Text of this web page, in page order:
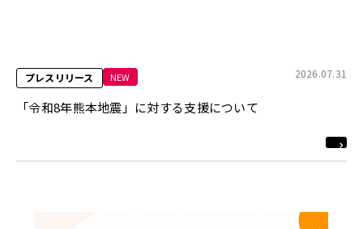
プレスリリース NEW 2026.07.31
「令和8年熊本地震」に対する支援について